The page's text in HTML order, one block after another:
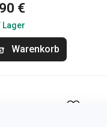
€
Lager
Warenkorb